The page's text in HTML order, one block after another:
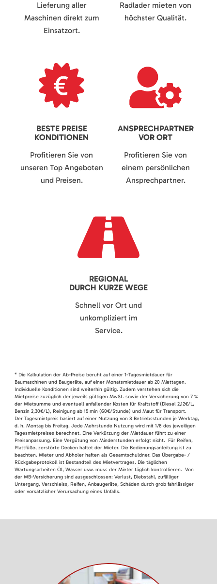
Lieferung aller
Maschinen direkt zum
Einsatzort.
Radlader mieten von
höchster Qualität.
BESTE PREISE
KONDITIONEN
Profitieren Sie von
unseren Top Angeboten
und Preisen.
ANSPRECHPARTNER
VOR ORT
Profitieren Sie von
einem persönlichen
Ansprechpartner.
REGIONAL
DURCH KURZE WEGE
Schnell vor Ort und
unkompliziert im
Service.
* Die Kalkulation der Ab-Preise beruht auf einer 1-Tagesmietdauer für
Baumaschinen und Baugeräte, auf einer Monatsmietdauer ab 20 Miettagen.
Individuelle Konditionen sind weiterhin gültig. Zudem verstehen sich die
Mietpreise zuzüglich der jeweils gültigen MwSt. sowie der Versicherung von 7 %
der Mietsumme und eventuell anfallender Kosten für Kraftstoff (Diesel 2,12€/L,
Benzin 2,30€/L), Reinigung ab 15 min (60€/Stunde) und Maut für Transport.
Der Tagesmietpreis basiert auf einer Nutzung von 8 Betriebsstunden je Werktag,
d. h. Montag bis Freitag. Jede Mehrstunde Nutzung wird mit 1/8 des jeweiligen
Tagesmietpreises berechnet. Eine Verkürzung der Mietdauer führt zu einer
Preisanpassung. Eine Vergütung von Minderstunden erfolgt nicht. Für Reifen,
Plattfüße, zerstörte Decken haftet der Mieter. Die Bedienungsanleitung ist zu
beachten. Mieter und Abholer haften als Gesamtschuldner. Das Übergabe- /
Rückgabeprotokoll ist Bestandteil des Mietvertrages. Die täglichen
Wartungsarbeiten Öl, Wasser usw. muss der Mieter täglich kontrollieren. Von
der MB-Versicherung sind ausgeschlossen: Verlust, Diebstahl, zufälliger
Untergang, Verschleiss, Reifen, Anbaugeräte, Schäden durch grob fahrlässiger
oder vorsätzlicher Verursachung eines Unfalls.